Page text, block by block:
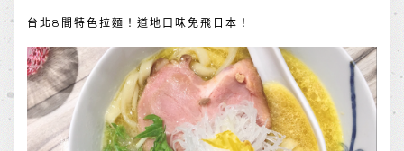
台北8間特色拉麵！道地口味免飛日本！